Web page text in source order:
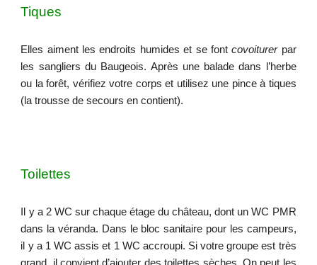
Tiques
Elles aiment les endroits humides et se fontcovoiturerpar
les sangliers du Baugeois. Après une balade dans l’herbe
ou la forêt, vérifiez votre corps et utilisez une pince à tiques
(la trousse de secours en contient).
Toilettes
Il y a 2 WC sur chaque étage du château, dont un WC PMR
dans la véranda. Dans le bloc sanitaire pour les campeurs,
il y a 1 WC assis et 1 WC accroupi. Si votre groupe est très